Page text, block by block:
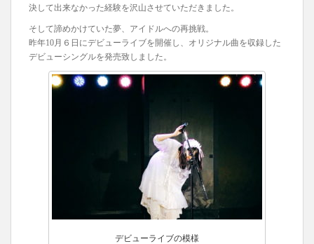
決して出来なかった経験を沢山させていただきました。
そして諦めかけていた夢、アイドルへの再挑戦。
昨年10月６日にデビューライブを開催し、オリジナル曲を収録した
デビューシングルを発売致しました。
デビューライブの模様